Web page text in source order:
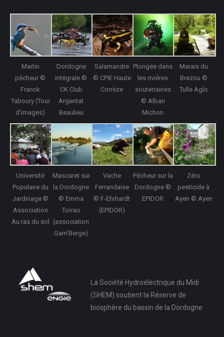
Martin
pêcheur ©
Franck
Taboury (Tour
d’images)
Dordogne
intégrale ©
CK Club
Argentat
Beaulieu
Salamandre
© CPIE Haute
Corrèze
Plongée dans
les rivières
souterraines
© Alban
Michon
Marais du
Brezou ©
Tulle Aglo
Université
Populaire du
Jardinage ©
Association
Au ras du sol
Mascaret sur
la Dordogne
© Emma
Torrao
(association
Gam’Berge)
Vache
Ferrandaise
© F-Ehrhardt
(EPIDOR)
Pêcheur sur la
Dordogne ©
EPIDOR
Zéro
pesticide à
Ayen © Ayen
La Société Hydroélectrique du Midi
(SHEM) soutient la Réserve de
biosphère du bassin de la Dordogne